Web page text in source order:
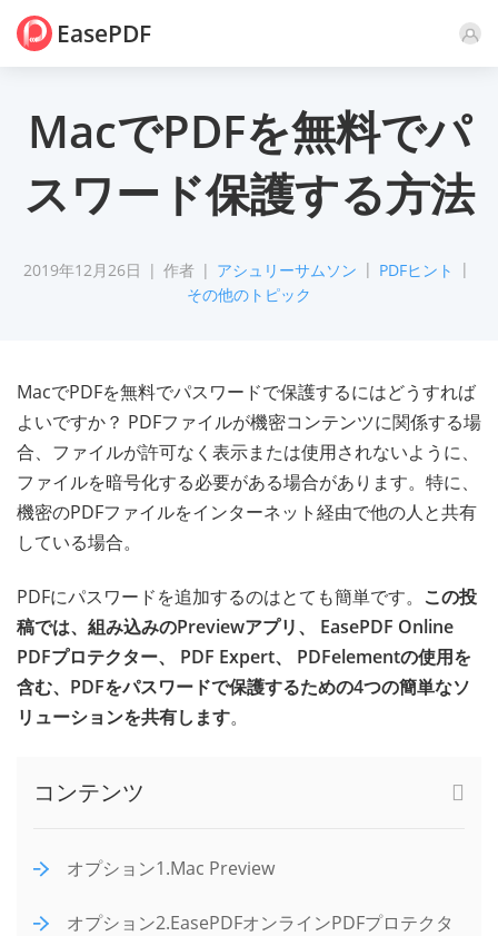
EasePDF
MacでPDFを無料でパ
スワード保護する方法
2019年12月26日 作者 アシュリーサムソン
PDFヒント
その他のトピック
MacでPDFを無料でパスワードで保護するにはどうすれば
よいですか？ PDFファイルが機密コンテンツに関係する場
合、ファイルが許可なく表示または使用されないように、
ファイルを暗号化する必要がある場合があります。特に、
機密のPDFファイルをインターネット経由で他の人と共有
している場合。
PDFにパスワードを追加するのはとても簡単です。 この投
稿では、組み込みのPreviewアプリ、 EasePDF Online
PDFプロテクター、 PDF Expert、 PDFelementの使用を
含む、PDFをパスワードで保護するための4つの簡単なソ
リューションを共有します。
コンテンツ
オプション1.Mac Preview
オプション2.EasePDFオンラインPDFプロテクタ